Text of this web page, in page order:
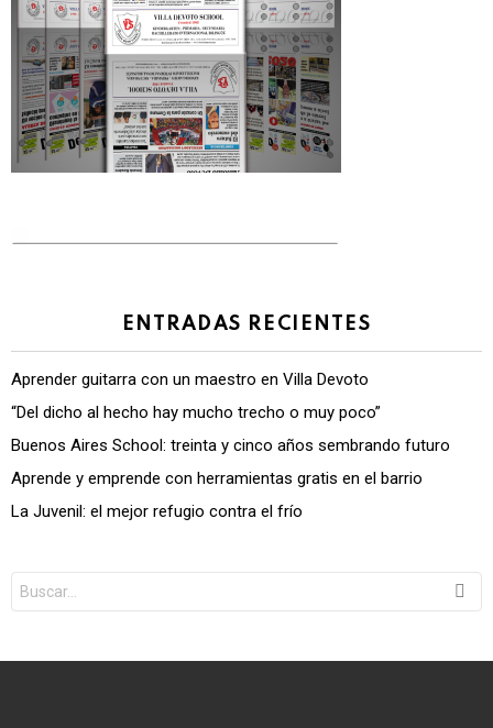
ENTRADAS RECIENTES
Aprender guitarra con un maestro en Villa Devoto
“Del dicho al hecho hay mucho trecho o muy poco”
Buenos Aires School: treinta y cinco años sembrando futuro
Aprende y emprende con herramientas gratis en el barrio
La Juvenil: el mejor refugio contra el frío
for: